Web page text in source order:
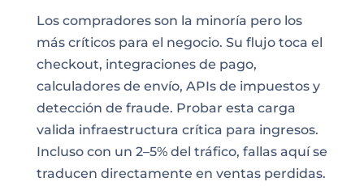
Los compradores son la minoría pero los
más críticos para el negocio. Su flujo toca el
checkout, integraciones de pago,
calculadores de envío, APIs de impuestos y
detección de fraude. Probar esta carga
valida infraestructura crítica para ingresos.
Incluso con un 2–5% del tráfico, fallas aquí se
traducen directamente en ventas perdidas.